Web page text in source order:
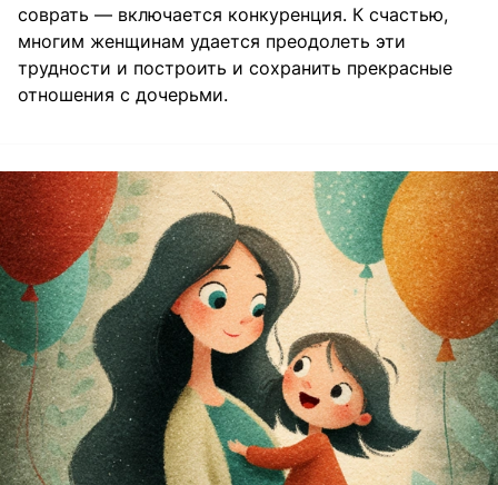
соврать — включается конкуренция. К счастью,
многим женщинам удается преодолеть эти
трудности и построить и сохранить прекрасные
отношения с дочерьми.